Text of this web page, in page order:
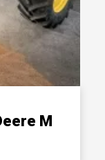
M